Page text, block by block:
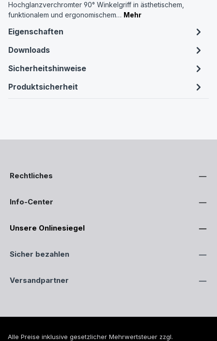
Hochglanzverchromter 90° Winkelgriff in ästhetischem,
funktionalem und ergonomischem… Mehr
Eigenschaften
Downloads
Sicherheitshinweise
Produktsicherheit
Rechtliches
Info-Center
Unsere Onlinesiegel
Sicher bezahlen
Versandpartner
Alle Preise inklusive gesetzlicher Mehrwertsteuer zzgl.